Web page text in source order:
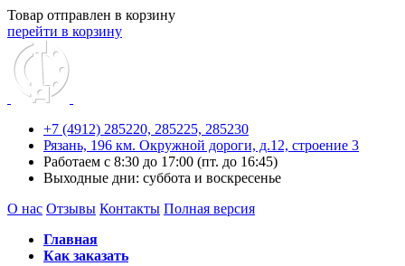
Товар отправлен в корзину
перейти в корзину
+7 (4912) 285220, 285225, 285230
Рязань, 196 км. Окружной дороги, д.12, строение 3
Работаем с 8:30 до 17:00 (пт. до 16:45)
Выходные дни: суббота и воскресенье
О нас Отзывы Контакты Полная версия
Главная
Как заказать